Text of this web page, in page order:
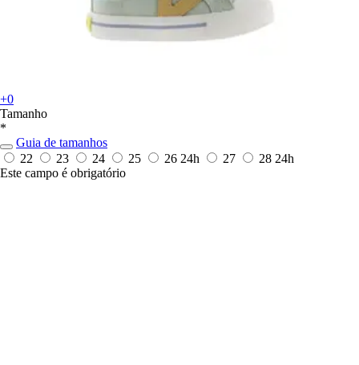
+0
Tamanho
*
Guia de tamanhos
22
23 24 25 26 24h 27 28 24h
Este campo é obrigatório